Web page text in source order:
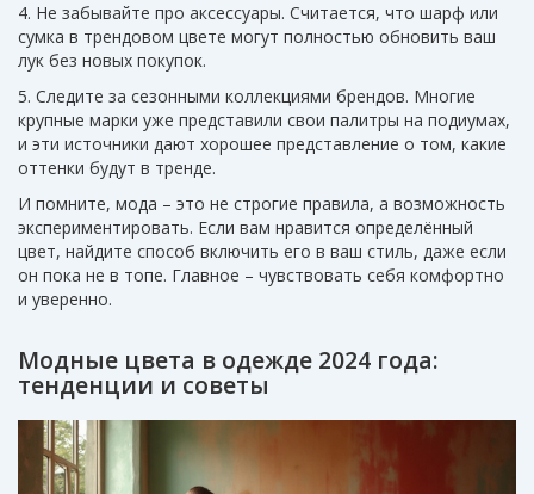
4. Не забывайте про аксессуары. Считается, что шарф или
сумка в трендовом цвете могут полностью обновить ваш
лук без новых покупок.
5. Следите за сезонными коллекциями брендов. Многие
крупные марки уже представили свои палитры на подиумах,
и эти источники дают хорошее представление о том, какие
оттенки будут в тренде.
И помните, мода – это не строгие правила, а возможность
экспериментировать. Если вам нравится определённый
цвет, найдите способ включить его в ваш стиль, даже если
он пока не в топе. Главное – чувствовать себя комфортно
и уверенно.
Модные цвета в одежде 2024 года:
тенденции и советы